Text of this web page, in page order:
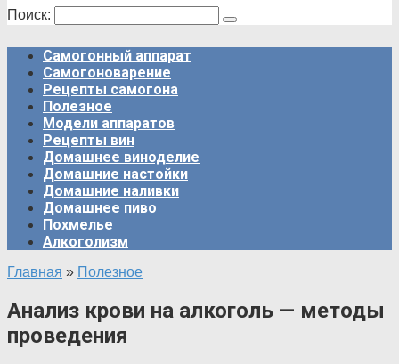
Поиск:
Самогонный аппарат
Самогоноварение
Рецепты самогона
Полезное
Модели аппаратов
Рецепты вин
Домашнее виноделие
Домашние настойки
Домашние наливки
Домашнее пиво
Похмелье
Алкоголизм
Главная » Полезное
Анализ крови на алкоголь — методы
проведения